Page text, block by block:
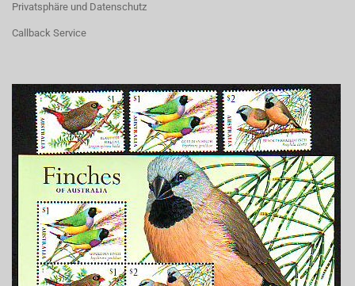
Privatsphäre und Datenschutz
Callback Service